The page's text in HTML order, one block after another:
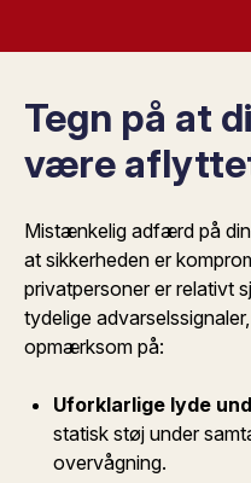
Tegn på at
være
Mistænkelig adfærd på
at sikkerheden er
privatpersoner er relativt
tydelige
opmærksom på:
Uforklarlige lyde
statisk støj under
overvågning.